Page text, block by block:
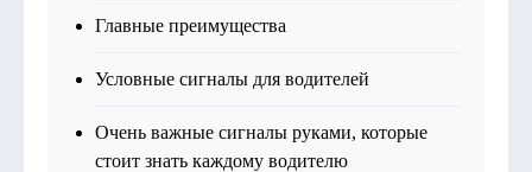
Главные преимущества
Условные сигналы для водителей
Очень важные сигналы руками, которые
стоит знать каждому водителю